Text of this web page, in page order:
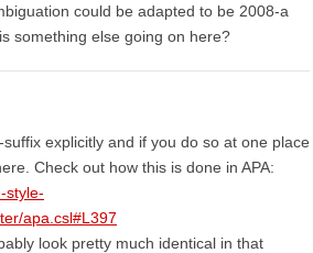
could be adapted to be 2008-a
something else going on here?
explicitly and if you do so at one place
Check out how this is done in APA:
style-
apa.csl#L397
look pretty much identical in that